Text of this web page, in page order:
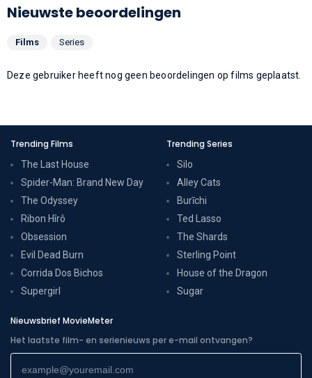
Nieuwste beoordelingen
Films Series
Deze gebruiker heeft nog geen beoordelingen op films geplaatst.
Trending Films
The Last House
Spider-Man: Brand New Day
The Odyssey
Ribon Hîrô
Obsession
Evil Dead Burn
Corrida Dos Bichos
Supergirl
Trending Series
Silo
Alley Cats
Burīchi
Ted Lasso
The Shards
Sterling Point
House of the Dragon
Sugar
Nieuwsbrief MovieMeter
Het laatste film- en serienieuws per e-mail ontvangen?